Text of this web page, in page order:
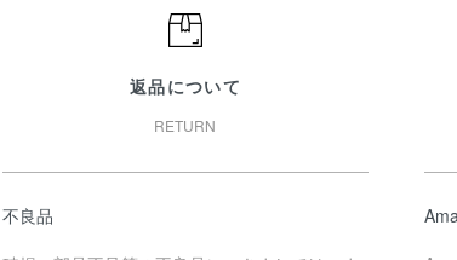
返品について
RETURN
不良品